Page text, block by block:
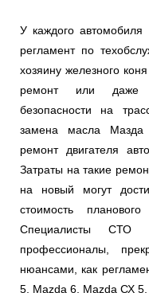
У каждого автомобиля
регламент по
хозяину железного
ремонт или даже
безопасности на
замена масла Мазда
ремонт двигателя
Затраты на такие
на новый могут
стоимость
Специалисты СТО
профессионалы,
нюансами, как
5, Mazda 6, Mazda СХ